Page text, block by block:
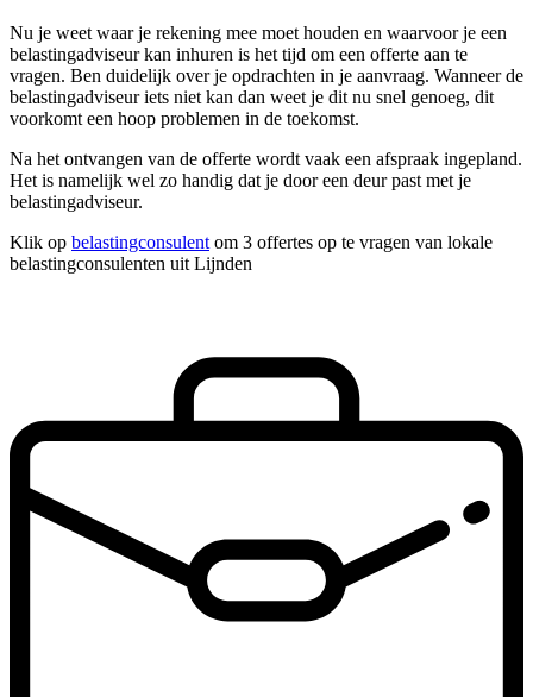
Nu je weet waar je rekening mee moet houden en waarvoor je een
belastingadviseur kan inhuren is het tijd om een offerte aan te
vragen. Ben duidelijk over je opdrachten in je aanvraag. Wanneer de
belastingadviseur iets niet kan dan weet je dit nu snel genoeg, dit
voorkomt een hoop problemen in de toekomst.
Na het ontvangen van de offerte wordt vaak een afspraak ingepland.
Het is namelijk wel zo handig dat je door een deur past met je
belastingadviseur.
Klik op belastingconsulent om 3 offertes op te vragen van lokale
belastingconsulenten uit Lijnden